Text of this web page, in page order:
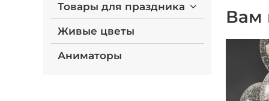
Товары для праздника
Живые цветы
Аниматоры
Вам